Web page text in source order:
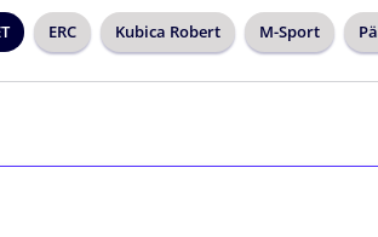
ERC Kubica Robert M-Sport